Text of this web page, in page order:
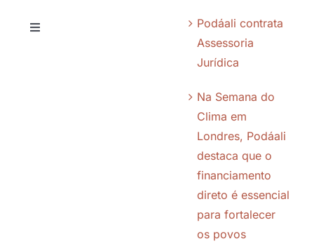
Toggle
Podáali contrata
Assessoria
Jurídica
Na Semana do
Clima em
Londres, Podáali
destaca que o
financiamento
direto é essencial
para fortalecer
os povos